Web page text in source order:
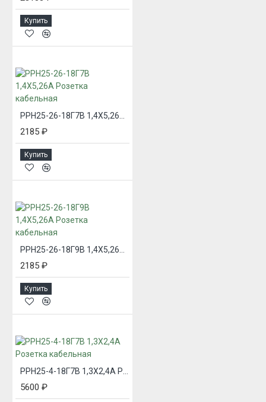
Купить
РРН25-26-18Г7В 1,4Х5,26А Розетка кабельная
2185 ₽
Купить
2185 ₽
Купить
5600 ₽